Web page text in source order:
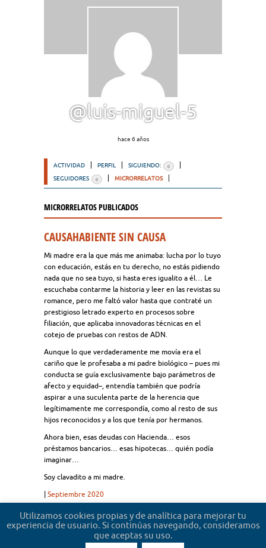
@luis-miguel-5
hace 6 años
ACTIVIDAD PERFIL SIGUIENDO: 0
SEGUIDORES 0 MICRORRELATOS
MICRORRELATOS PUBLICADOS
CAUSAHABIENTE SIN CAUSA
Mi madre era la que más me animaba: lucha por lo tuyo
con educación, estás en tu derecho, no estás pidiendo
nada que no sea tuyo, si hasta eres igualito a él… Le
escuchaba contarme la historia y leer en las revistas su
romance, pero me faltó valor hasta que contraté un
prestigioso letrado experto en procesos sobre
filiación, que aplicaba innovadoras técnicas en el
cotejo de pruebas con restos de ADN.
Aunque lo que verdaderamente me movía era el
cariño que le profesaba a mi padre biológico – pues mi
conducta se guía exclusivamente bajo parámetros de
afecto y equidad–, entendía también que podría
aspirar a una suculenta parte de la herencia que
legítimamente me correspondía, como al resto de sus
hijos reconocidos y a los que tenía por hermanos.
Ahora bien, esas deudas con Hacienda… esos
préstamos bancarios… esas hipotecas… quién podía
imaginar…
Soy clavadito a mi madre.
Septiembre 2020
Votos recibidos por la Comunidad: 1
Utilizamos cookies propias y de analítica para mejorar tu
experiencia de usuario. Si continúas navegando, consideramos
que aceptas su uso.